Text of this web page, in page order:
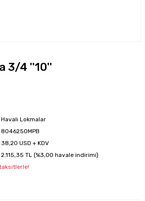
3/4 ''10''
Havalı Lokmalar
8046250MPB
38,20 USD + KDV
2.115,35 TL (%3,00 havale indirimi)